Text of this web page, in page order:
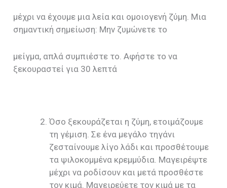
μέχρι να έχουμε μια λεία και ομοιογενή ζύμη. Μια
σημαντική σημείωση: Μην ζυμώνετε το
μείγμα, απλά συμπιέστε το. Αφήστε το να
ξεκουραστεί για 30 λεπτά
Όσο ξεκουράζεται η ζύμη, ετοιμάζουμε
τη γέμιση. Σε ένα μεγάλο τηγάνι
ζεσταίνουμε λίγο λάδι και προσθέτουμε
τα ψιλοκομμένα κρεμμύδια. Μαγειρέψτε
μέχρι να ροδίσουν και μετά προσθέστε
τον κιμά. Μαγειρεύετε τον κιμά με τα